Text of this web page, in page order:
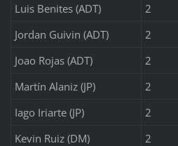
Luis Benites (ADT)
2
Jordan Guivin (ADT)
2
Joao Rojas (ADT)
2
Martín Alaniz (JP)
2
Iago Iriarte (JP)
2
Kevin Ruiz (DM)
2